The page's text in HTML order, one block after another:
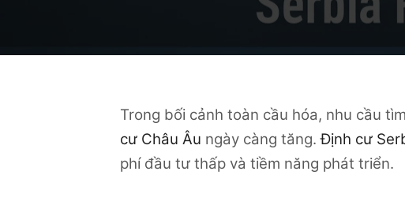
Trong bối cảnh toàn cầu hóa, nhu cầu
cư Châu Âu ngày càng tăng.Định cư
phí đầu tư thấp và tiềm năng phát triển.